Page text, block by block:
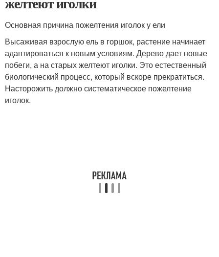
Основная причина пожелтения иголок у ели
Высаживая взрослую ель в горшок, растение начинает
адаптироваться к новым условиям. Дерево дает новые
побеги, а на старых желтеют иголки. Это естественный
биологический процесс, который вскоре прекратиться.
Насторожить должно систематическое пожелтение
иголок.